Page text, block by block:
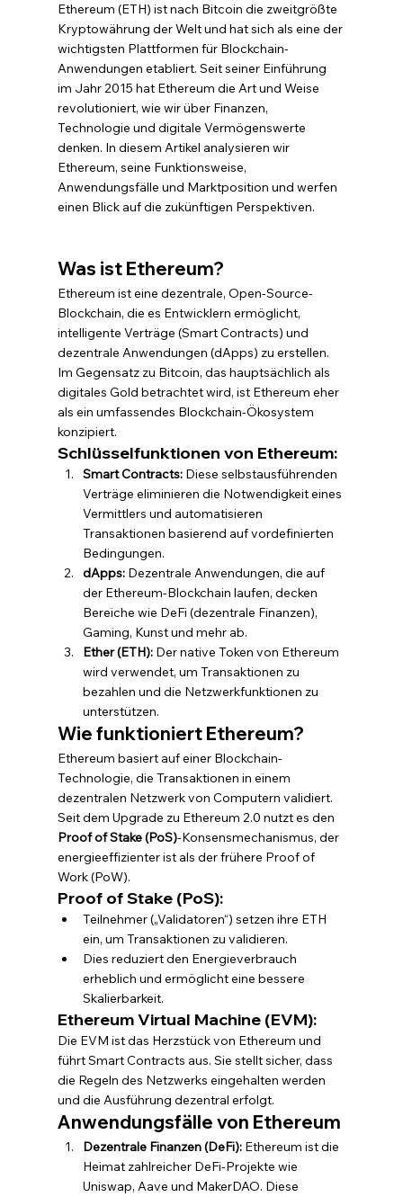
Ethereum (ETH) ist nach Bitcoin die zweitgrößte
Kryptowährung der Welt und hat sich als eine der
wichtigsten Plattformen für Blockchain-
Anwendungen etabliert. Seit seiner Einführung
im Jahr 2015 hat Ethereum die Art und Weise
revolutioniert, wie wir über Finanzen,
Technologie und digitale Vermögenswerte
denken. In diesem Artikel analysieren wir
Ethereum, seine Funktionsweise,
Anwendungsfälle und Marktposition und werfen
einen Blick auf die zukünftigen Perspektiven.
Was ist Ethereum?
Ethereum ist eine dezentrale, Open-Source-
Blockchain, die es Entwicklern ermöglicht,
intelligente Verträge (Smart Contracts) und
dezentrale Anwendungen (dApps) zu erstellen.
Im Gegensatz zu Bitcoin, das hauptsächlich als
digitales Gold betrachtet wird, ist Ethereum eher
als ein umfassendes Blockchain-Ökosystem
konzipiert.
Schlüsselfunktionen von Ethereum:
Smart Contracts: Diese selbstausführenden
Verträge eliminieren die Notwendigkeit eines
Vermittlers und automatisieren
Transaktionen basierend auf vordefinierten
Bedingungen.
dApps: Dezentrale Anwendungen, die auf
der Ethereum-Blockchain laufen, decken
Bereiche wie DeFi (dezentrale Finanzen),
Gaming, Kunst und mehr ab.
Ether (ETH): Der native Token von Ethereum
wird verwendet, um Transaktionen zu
bezahlen und die Netzwerkfunktionen zu
unterstützen.
Wie funktioniert Ethereum?
Ethereum basiert auf einer Blockchain-
Technologie, die Transaktionen in einem
dezentralen Netzwerk von Computern validiert.
Seit dem Upgrade zu Ethereum 2.0 nutzt es den
Proof of Stake (PoS)-Konsensmechanismus, der
energieeffizienter ist als der frühere Proof of
Work (PoW).
Proof of Stake (PoS):
Teilnehmer („Validatoren“) setzen ihre ETH
ein, um Transaktionen zu validieren.
Dies reduziert den Energieverbrauch
erheblich und ermöglicht eine bessere
Skalierbarkeit.
Ethereum Virtual Machine (EVM):
Die EVM ist das Herzstück von Ethereum und
führt Smart Contracts aus. Sie stellt sicher, dass
die Regeln des Netzwerks eingehalten werden
und die Ausführung dezentral erfolgt.
Anwendungsfälle von Ethereum
Dezentrale Finanzen (DeFi): Ethereum ist die
Heimat zahlreicher DeFi-Projekte wie
Uniswap, Aave und MakerDAO. Diese